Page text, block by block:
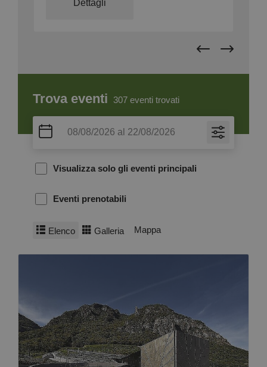
Dettagli
Trova eventi 307 eventi trovati
Visualizza solo gli eventi principali
Eventi prenotabili
Elenco Galleria Mappa